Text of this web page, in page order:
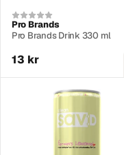
Pro Brands
Pro Brands Drink 330 ml
13 kr